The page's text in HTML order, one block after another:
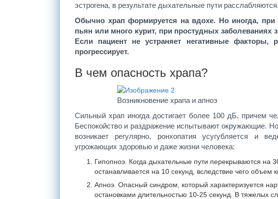
эстрогена, в результате дыхательные пути расслабляются.
Обычно храп формируется на вдохе. Но иногда, при
пьян или много курит, при простудных заболеваниях
Если пациент не устраняет негативные факторы,
прогрессирует.
В чем опасность храпа?
Возникновение храпа и апноэ
Сильный храп иногда достигает более 100 дБ, причем
Беспокойство и раздражение испытывают окружающие.
возникает регулярно, ронхопатия усугубляется и
угрожающих здоровью и даже жизни человека:
Гипопноэ. Когда дыхательные пути перекрываются на
останавливается на 10 секунд, вследствие чего объем
Апноэ. Опасный синдром, который характеризуется
остановками длительностью 10-25 секунд. В тяжелых